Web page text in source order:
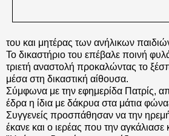
του και μητέρας των ανήλικων
Το δικαστήριο του επέβαλε ποινή
τριετή αναστολή προκαλώντας το
μέσα στη δικαστική αίθουσα.
Σύμφωνα με την εφημερίδα Πατρίς,
έδρα η ίδια με δάκρυα στα μάτια
Συγγενείς προσπάθησαν να την
έκανε και ο ιερέας που την αγκάλιασε